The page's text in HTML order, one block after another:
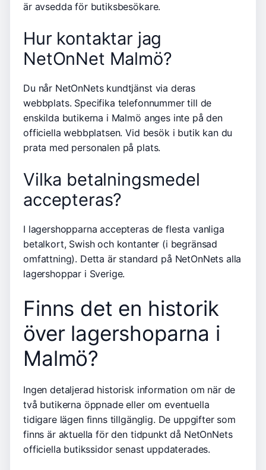
är avsedda för butiksbesökare.
Hur kontaktar jag
NetOnNet Malmö?
Du når NetOnNets kundtjänst via deras
webbplats. Specifika telefonnummer till de
enskilda butikerna i Malmö anges inte på den
officiella webbplatsen. Vid besök i butik kan du
prata med personalen på plats.
Vilka betalningsmedel
accepteras?
I lagershopparna accepteras de flesta vanliga
betalkort, Swish och kontanter (i begränsad
omfattning). Detta är standard på NetOnNets alla
lagershoppar i Sverige.
Finns det en historik
över lagershoparna i
Malmö?
Ingen detaljerad historisk information om när de
två butikerna öppnade eller om eventuella
tidigare lägen finns tillgänglig. De uppgifter som
finns är aktuella för den tidpunkt då NetOnNets
officiella butikssidor senast uppdaterades.